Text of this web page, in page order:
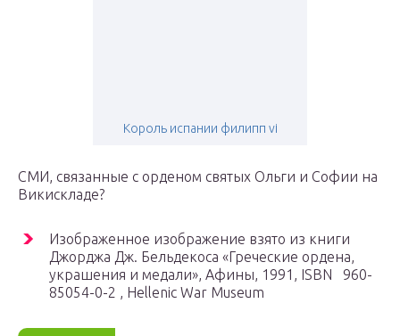
Король испании филипп vi
СМИ, связанные с орденом святых Ольги и Софии на
Викискладе?
Изображенное изображение взято из книги
Джорджа Дж. Бельдекоса «Греческие ордена,
украшения и медали», Афины, 1991, ISBN 960-
85054-0-2 , Hellenic War Museum